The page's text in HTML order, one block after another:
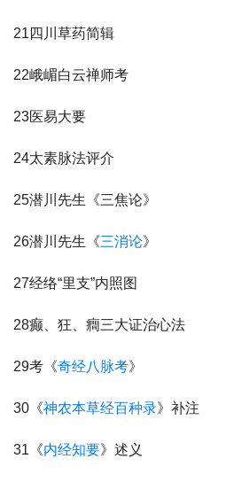
21四川草药简辑
22峨嵋白云禅师考
23医易大要
24太素脉法评介
25潜川先生《三焦论》
26潜川先生《三消论》
27经络“里支”内照图
28癫、狂、癎三大证治心法
29考《奇经八脉考》
30《神农本草经百种录》补注
31《内经知要》述义